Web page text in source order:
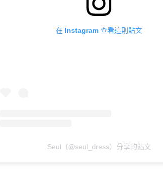
在 Instagram 查看這則貼文
Seul（@seul_dress）分享的貼文